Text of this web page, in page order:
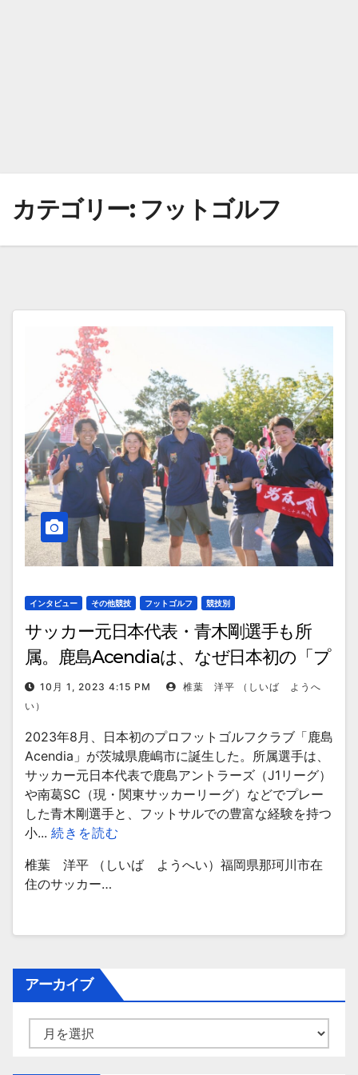
カテゴリー: フットゴルフ
インタビュー その他競技 フットゴルフ 競技別
サッカー元日本代表・青木剛選手も所
属。鹿島Acendiaは、なぜ日本初の「プ
ロフットゴルフクラブ」を目指したの
か
10月 1, 2023 4:15 PM
椎葉 洋平 （しいば ようへ
い）
2023年8月、日本初のプロフットゴルフクラブ「鹿島
Acendia」が茨城県鹿嶋市に誕生した。所属選手は、
サッカー元日本代表で鹿島アントラーズ（J1リーグ）
や南葛SC（現・関東サッカーリーグ）などでプレー
した青木剛選手と、フットサルでの豊富な経験を持つ
小... 続きを読む
椎葉 洋平 （しいば ようへい）福岡県那珂川市在
住のサッカー…
アーカイブ
ー